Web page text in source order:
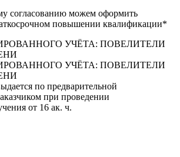
согласованию можем оформить
повышении квалификации*
по предварительной
при проведении
от 16 ак. ч.